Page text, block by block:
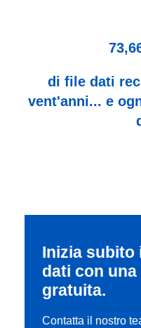
di file dati
vent'anni... e
Inizia subito
dati con
gratuita.
Contatta il nostro